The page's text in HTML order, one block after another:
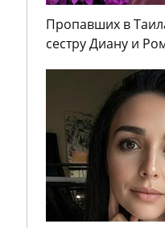
Пропавших в
сестру Диану и